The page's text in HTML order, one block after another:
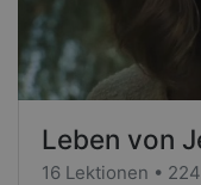
Leben von
16 Lektionen •